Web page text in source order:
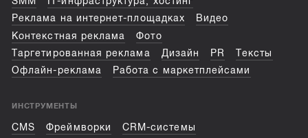
Реклама на интернет-площадках
Видео
Контекстная реклама
Фото
Таргетированная реклама
Дизайн PR
Тексты
Офлайн-реклама
Работа с маркетплейсами
ИНСТРУМЕНТЫ
CMS Фреймворки
CRM-системы